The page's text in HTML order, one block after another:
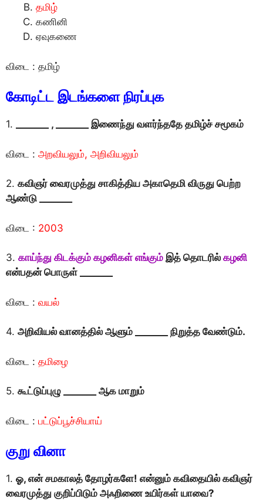
தமிழ்
கணினி
ஏவுகணை
விடை : தமிழ்
கோடிட்ட இடங்களை நிரப்புக
1. , _______ இணைந்து வளர்ந்ததே தமிழ்ச் சமூகம்
விடை : அறவியலும், அறிவியலும்
2. கவிஞர் வைரமுத்து சாகித்திய அகாதெமி விருது பெற்ற
ஆண்டு _______
விடை : 2003
3. காய்ந்து கிடக்கும் கழனிகள் எங்கும் இத் தொடரில் கழனி
என்பதன் பொருள் _______
விடை : வயல்
4. அறிவியல் வானத்தில் ஆளும் _______ நிறுத்த வேண்டும்.
விடை : தமிழை
5. கூட்டுப்புழு _______ ஆக மாறும்
விடை : பட்டுப்பூச்சியாய்
குறு வினா
1. ஓ, என் சமகாலத் தாேழர்களே! என்னும் கவிதையில் கவிஞர்
வைரமுத்து குறிப்பிடும் அஃறிணை உயிர்கள் யாவை?